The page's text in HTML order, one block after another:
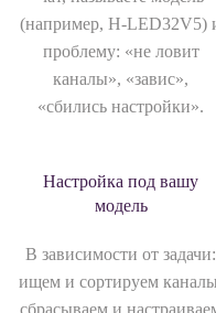
(например, H-LED32V5)
проблему: «не ловит
каналы», «завис»,
«сбились настройки».
Настройка под вашу
модель
В зависимости от задачи:
ищем и сортируем
сбрасываем и